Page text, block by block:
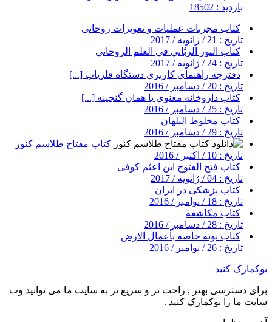
بازدید : 18502
کتاب مجربات عملیات و تعویزات روحانی
تاریخ : 21 / ژانویه / 2017
کتاب النور الربٌاني في العلم الروحاني
تاریخ : 24 / ژانویه / 2017
دفترچه راهنمای کاربری دستگاه فلزیاب [...]
تاریخ : 20 / دسامبر / 2016
کتاب داروخانه معنوی یا همان گنجینه [...]
تاریخ : 25 / دسامبر / 2016
کتاب مخلوط البلهان
تاریخ : 29 / دسامبر / 2016
کتاب مفتاح طلاسم کنوز
تاریخ : 10 / اکتبر / 2016
کتاب فتح الفتوح ابن اعثم کوفی
تاریخ : 04 / ژانویه / 2017
کتاب پزشکی در ایران
تاریخ : 18 / نوامبر / 2016
کتاب مکاشفه
تاریخ : 28 / دسامبر / 2016
کتاب نوته خاصه بأعمال الارض
تاریخ : 26 / نوامبر / 2016
بوکمارک کنید
برای دسترسی بهتر , راحت تر و سریع تر به سایت ما می توانید وب
سایت ما را بوکمارک کنید .